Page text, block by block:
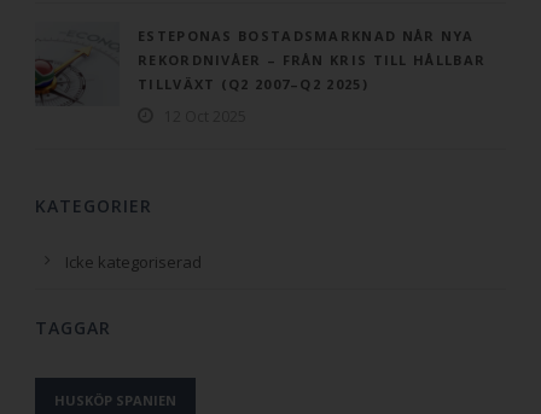
ESTEPONAS BOSTADSMARKNAD NÅR NYA
REKORDNIVÅER – FRÅN KRIS TILL HÅLLBAR
TILLVÄXT (Q2 2007–Q2 2025)
KATEGORIER
Icke kategoriserad
TAGGAR
HUSKÖP SPANIEN